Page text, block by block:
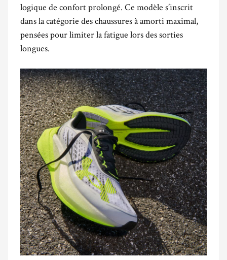
logique de confort prolongé. Ce modèle s’inscrit
dans la catégorie des chaussures à amorti maximal,
pensées pour limiter la fatigue lors des sorties
longues.